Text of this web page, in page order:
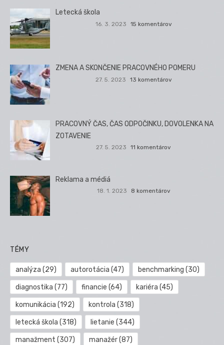
Letecká škola
16. 3. 2023 15 komentárov
ZMENA A SKONČENIE PRACOVNÉHO POMERU
27. 5. 2023 13 komentárov
PRACOVNÝ ČAS, ČAS ODPOČINKU, DOVOLENKA NA
ZOTAVENIE
27. 5. 2023 11 komentárov
Reklama a médiá
18. 1. 2023 8 komentárov
TÉMY
analýza (29) autorotácia (47) benchmarking (30)
diagnostika (77) financie (64) kariéra (45)
komunikácia (192) kontrola (318)
letecká škola (318) lietanie (344)
manažment (307) manažér(87)